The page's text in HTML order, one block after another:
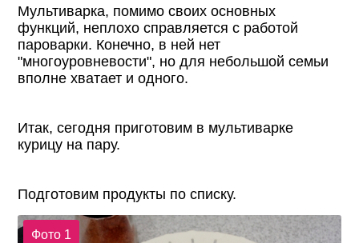
Мультиварка, помимо своих основных
функций, неплохо справляется с работой
пароварки. Конечно, в ней нет
"многоуровневости", но для небольшой семьи
вполне хватает и одного.
Итак, сегодня приготовим в мультиварке
курицу на пару.
Подготовим продукты по списку.
Фото 1